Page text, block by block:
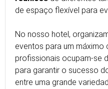
de espaço flexível para
No nosso hotel,
eventos para um máximo
profissionais ocupam-se
para garantir o sucesso
entre uma grande